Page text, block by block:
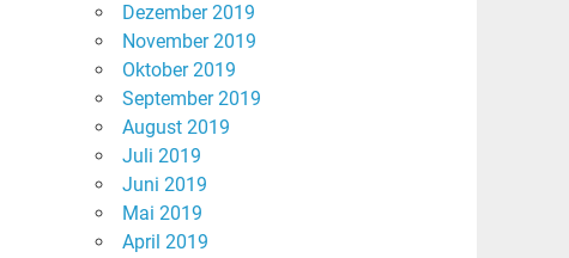
Dezember 2019
November 2019
Oktober 2019
September 2019
August 2019
Juli 2019
Juni 2019
Mai 2019
April 2019